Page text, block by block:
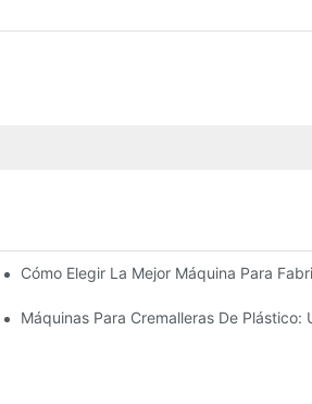
Deslizadores De Cremallera
Cómo Elegir La Mejor Máquina Para
Deslizantes
Máquinas Para Cremalleras De